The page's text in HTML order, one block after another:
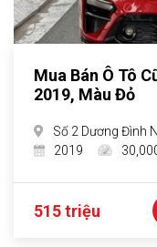
Mua Bán Ô Tô
2019, Màu Đỏ
Số 2 Dương Đình
2019
515 triệu